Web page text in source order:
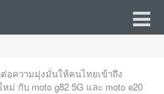
อความมุ่งมั่นให้คนไทยเข้าถึง
ม่ กับ moto g82 5G และ moto e20